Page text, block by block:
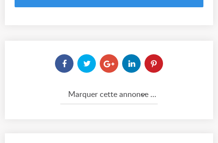
Marquer cette annonce comme...